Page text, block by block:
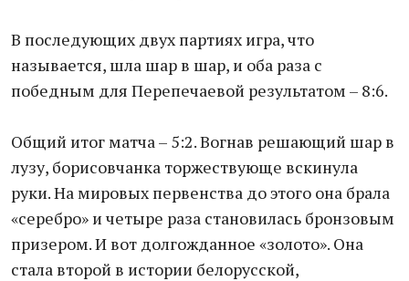
В последующих двух партиях игра, что
называется, шла шар в шар, и оба раза с
победным для Перепечаевой результатом – 8:6.
Общий итог матча – 5:2. Вогнав решающий шар в
лузу, борисовчанка торжествующе вскинула
руки. На мировых первенства до этого она брала
«серебро» и четыре раза становилась бронзовым
призером. И вот долгожданное «золото». Она
стала второй в истории белорусской,